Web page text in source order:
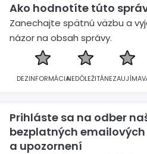
Ako hodnotíte túto
Zanechajte spätnú väzbu a
názor na obsah správy.
DEZINFORMÁCIANEDÔLEŽITÁ
Prihláste sa na odber
bezplatných
a upozornení